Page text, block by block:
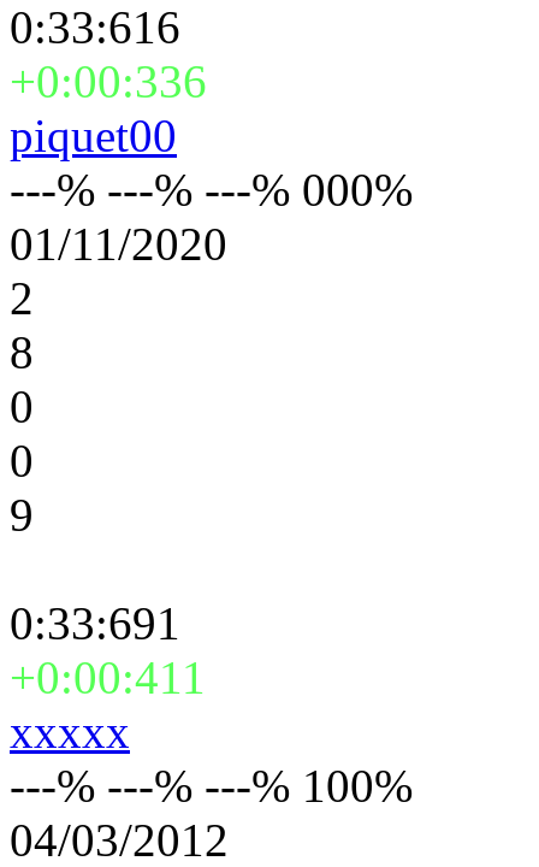
0:33:616
+0:00:336
piquet00
---% ---% ---% 000%
01/11/2020
2
8
0
0
9
0:33:691
+0:00:411
xxxxx
---% ---% ---% 100%
04/03/2012